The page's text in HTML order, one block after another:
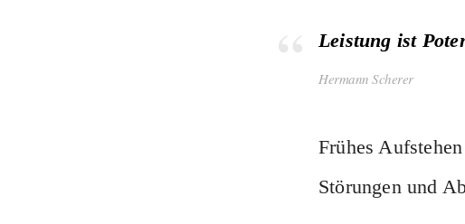
Leistung ist
Hermann Scherer
Frühes
Störungen und